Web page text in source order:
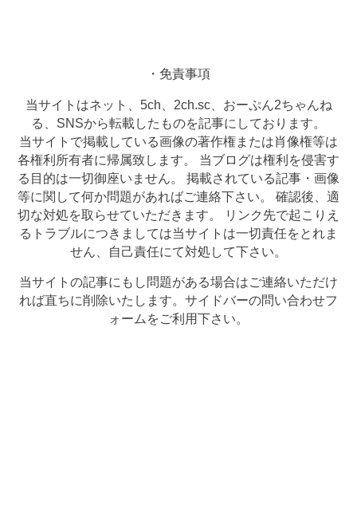
・免責事項
当サイトはネット、5ch、2ch.sc、おーぷん2ちゃんね
る、SNSから転載したものを記事にしております。
当サイトで掲載している画像の著作権または肖像権等は
各権利所有者に帰属致します。 当ブログは権利を侵害す
る目的は一切御座いません。 掲載されている記事・画像
等に関して何か問題があればご連絡下さい。 確認後、適
切な対処を取らせていただきます。 リンク先で起こりえ
るトラブルにつきましては当サイトは一切責任をとれま
せん、自己責任にて対処して下さい。
当サイトの記事にもし問題がある場合はご連絡いただけ
れば直ちに削除いたします。サイドバーの問い合わせフ
ォームをご利用下さい。